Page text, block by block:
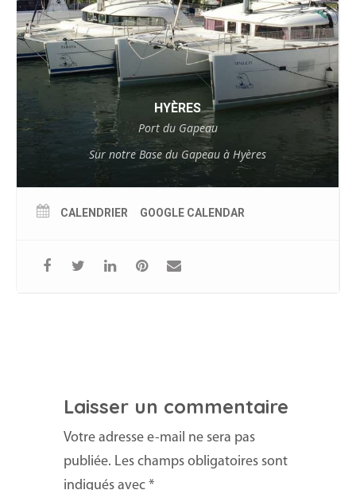
HYÈRES
Port du Gapeau
Sur notre Base du Gapeau à Hyères
CALENDRIER GOOGLE CALENDAR
Laisser un commentaire
Votre adresse e-mail ne sera pas
publiée. Les champs obligatoires sont
indiqués avec *